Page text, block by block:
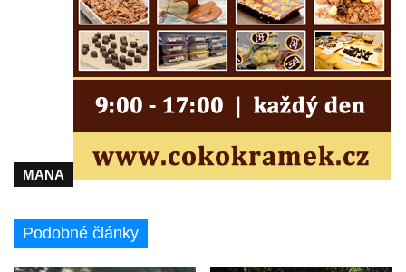
Pamětní deska arcibiskupa Micara ve
vstupu do poutního místa Římov
Plastika Koule v Gutenbergově ulici v
domě čp. 37 v ulici Betlém v Římově
Pomník na paměť zrušení roboty v Plavu
Socha svatého Jana Nepomuckého v
MANA
Podobné články